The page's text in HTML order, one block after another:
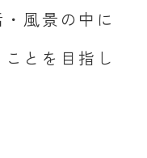
風景の中に
とを目指し